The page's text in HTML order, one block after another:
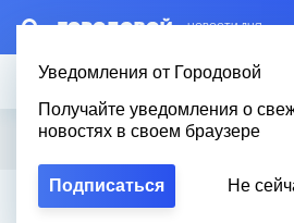
– НОВОСТИ ДНЯ
Уведомления от Городовой
Получайте уведомления о
новостях в своем браузере
Подписаться Не
Новости Эксклюзив Вопросы о
Городовой Учеба / Сословные школы
Сословные школы